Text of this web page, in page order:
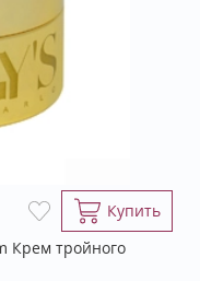
Купить
Крем тройного